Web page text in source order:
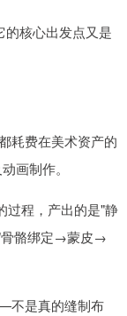
的核心出发点又是
耗费在美术资产的
画制作。
过程，产出的是"静
骨骼绑定→蒙皮→
不是真的缝制布